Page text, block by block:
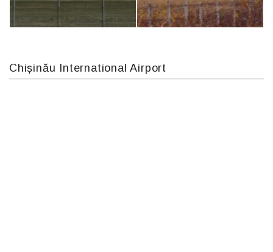
An12, UR-CGV
Chișinău International Airport